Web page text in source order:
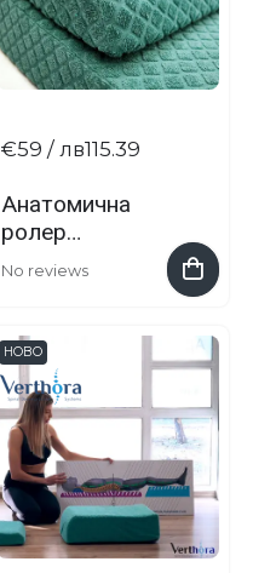
Анатомична
ролер
възглавница
No reviews
€59 / лв115.39
НОВО